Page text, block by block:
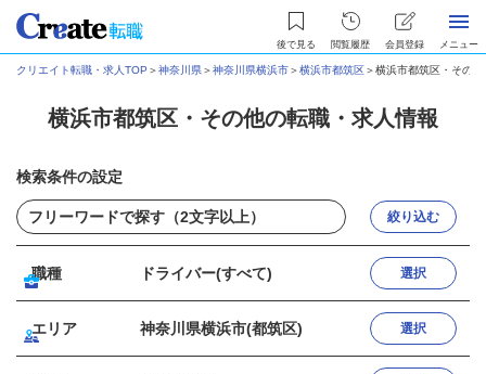
後で見る 閲覧履歴 会員登録 メニュー
クリエイト転職・求人TOP ＞神奈川県＞神奈川県横浜市＞横浜市都筑区＞横浜市都筑区・その
横浜市都筑区・その他の転職・求人情報
検索条件の設定
絞り込む
職種 ドライバー(すべて) 選択
エリア 神奈川県横浜市(都筑区) 選択